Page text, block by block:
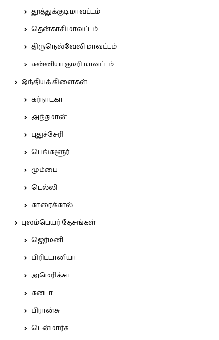
தூத்துக்குடி மாவட்டம்
தென்காசி மாவட்டம்
திருநெல்வேலி மாவட்டம்
கன்னியாகுமரி மாவட்டம்
இந்தியக் கிளைகள்
கர்நாடகா
அந்தமான்
புதுச்சேரி
பெங்களூர்
மும்பை
டெல்லி
காரைக்கால்
புலம்பெயர் தேசங்கள்
ஜெர்மனி
பிரிட்டானியா
அமெரிக்கா
கனடா
பிரான்சு
டென்மார்க்